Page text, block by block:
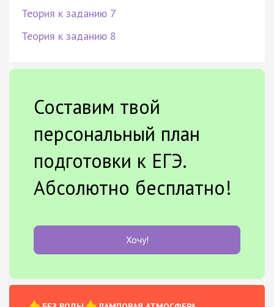
Теория к заданию 7
Теория к заданию 8
Составим твой
персональный план
подготовки к ЕГЭ.
Абсолютно бесплатно!
Хочу!